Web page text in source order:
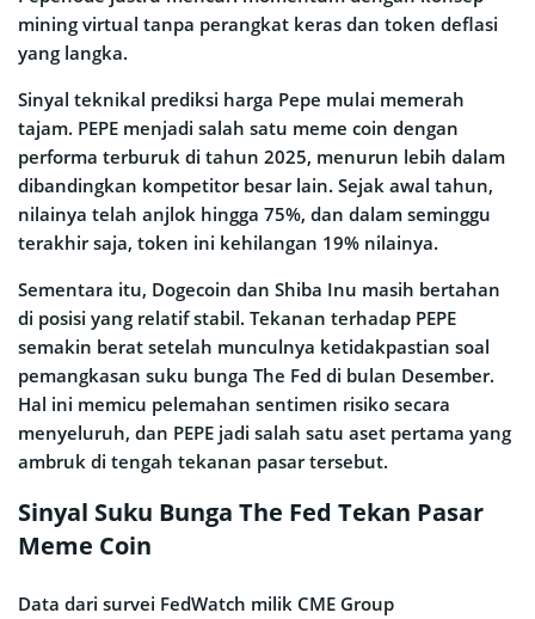
mining virtual tanpa perangkat keras dan token deflasi
yang langka.
Sinyal teknikal prediksi harga Pepe mulai memerah
tajam. PEPE menjadi salah satu meme coin dengan
performa terburuk di tahun 2025, menurun lebih dalam
dibandingkan kompetitor besar lain. Sejak awal tahun,
nilainya telah anjlok hingga 75%, dan dalam seminggu
terakhir saja, token ini kehilangan 19% nilainya.
Sementara itu, Dogecoin dan Shiba Inu masih bertahan
di posisi yang relatif stabil. Tekanan terhadap PEPE
semakin berat setelah munculnya ketidakpastian soal
pemangkasan suku bunga The Fed di bulan Desember.
Hal ini memicu pelemahan sentimen risiko secara
menyeluruh, dan PEPE jadi salah satu aset pertama yang
ambruk di tengah tekanan pasar tersebut.
Sinyal Suku Bunga The Fed Tekan Pasar
Meme Coin
Data dari survei FedWatch milik CME Group